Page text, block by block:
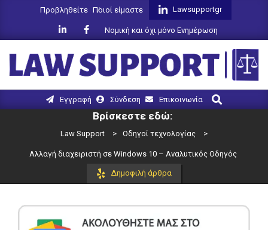
Προβληθείτε Ποιοί είμαστε Lawsupportgr
Νομική και όχι μόνο Ενημέρωση
LAW
SUPPORT
Navigation
Εγγραφή Σύνδεση Επικοινωνία
Search
Βρίσκεστε εδώ:
Law Support > Οδηγοί τεχνολογίας >
Αλλαγή διαχειριστή σε Windows 10 – Αναλυτικός Οδηγός
Δημοφιλή άρθρα